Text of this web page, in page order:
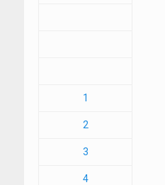
1
2
3
4